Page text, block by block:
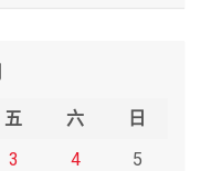
五 六
日
3 4
5